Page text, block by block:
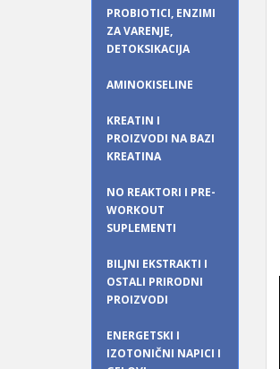
PROBIOTICI, ENZIMI
ZA VARENJE,
DETOKSIKACIJA
AMINOKISELINE
KREATIN I
PROIZVODI NA BAZI
KREATINA
NO REAKTORI I PRE-
WORKOUT
SUPLEMENTI
BILJNI EKSTRAKTI I
OSTALI PRIRODNI
PROIZVODI
ENERGETSKI I
IZOTONIČNI NAPICI I